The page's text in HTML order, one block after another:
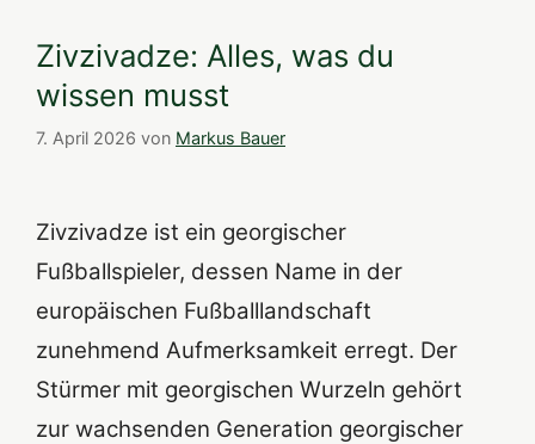
Zivzivadze: Alles, was du
wissen musst
7. April 2026 von Markus Bauer
Zivzivadze ist ein georgischer
Fußballspieler, dessen Name in der
europäischen Fußballlandschaft
zunehmend Aufmerksamkeit erregt. Der
Stürmer mit georgischen Wurzeln gehört
zur wachsenden Generation georgischer